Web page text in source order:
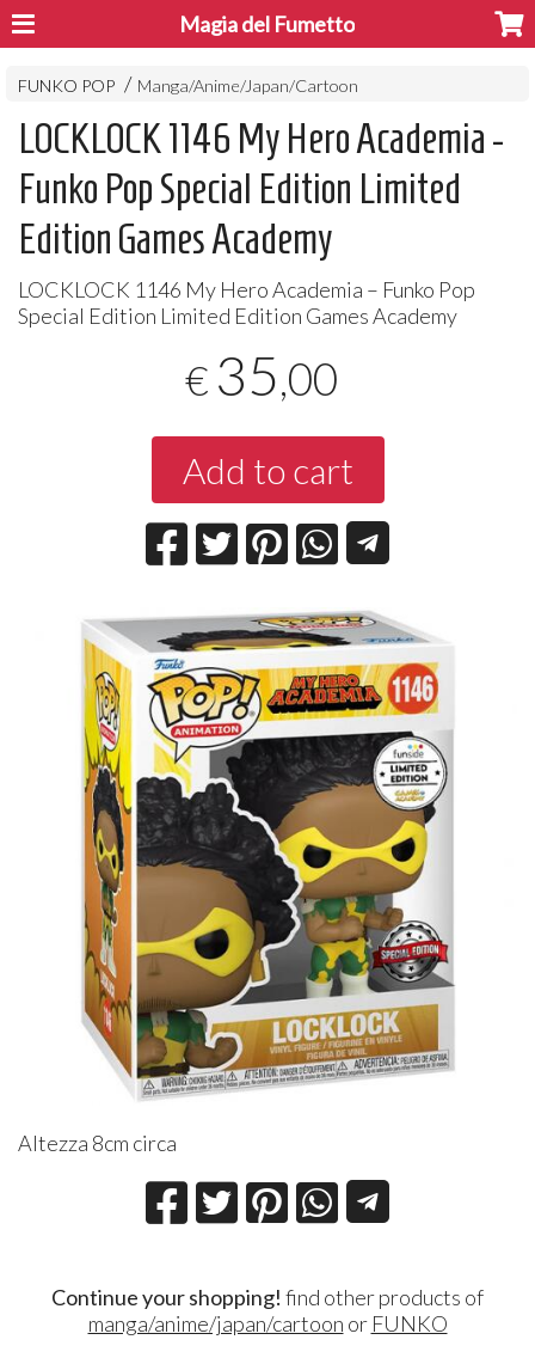
Magia del Fumetto
FUNKO POP Manga/Anime/Japan/Cartoon
LOCKLOCK 1146 My Hero Academia -
Funko Pop Special Edition Limited
Edition Games Academy
LOCKLOCK 1146 My Hero Academia – Funko Pop
Special Edition Limited Edition Games Academy
€ 35,00
Add to cart
Altezza 8cm circa
Continue your shopping! find other products of
manga/anime/japan/cartoon or FUNKO